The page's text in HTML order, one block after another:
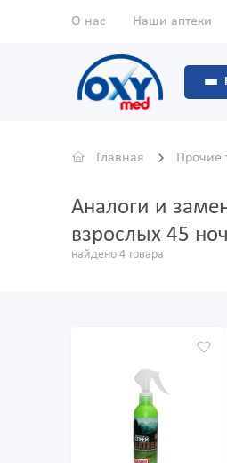
О нас Наши аптеки
Главная Прочие
Аналоги и
взрослых 45
найдено 4 товара